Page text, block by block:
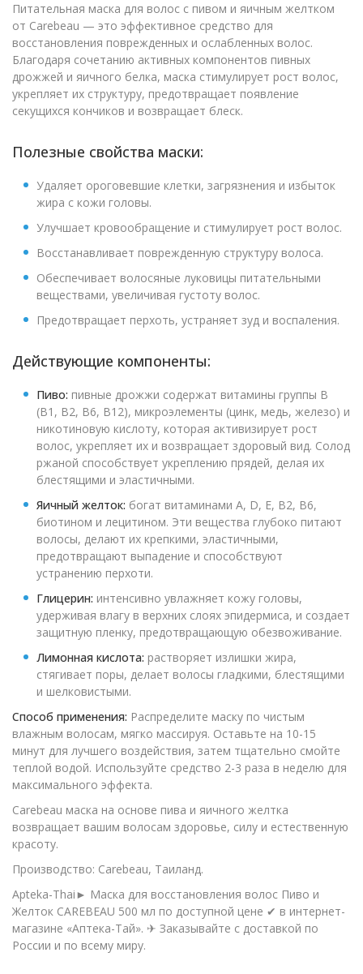
Питательная маска для волос с пивом и яичным желтком
от Carebeau — это эффективное средство для
восстановления поврежденных и ослабленных волос.
Благодаря сочетанию активных компонентов пивных
дрожжей и яичного белка, маска стимулирует рост волос,
укрепляет их структуру, предотвращает появление
секущихся кончиков и возвращает блеск.
Полезные свойства маски:
Удаляет ороговевшие клетки, загрязнения и избыток
жира с кожи головы.
Улучшает кровообращение и стимулирует рост волос.
Восстанавливает поврежденную структуру волоса.
Обеспечивает волосяные луковицы питательными
веществами, увеличивая густоту волос.
Предотвращает перхоть, устраняет зуд и воспаления.
Действующие компоненты:
Пиво: пивные дрожжи содержат витамины группы В
(B1, B2, B6, B12), микроэлементы (цинк, медь, железо) и
никотиновую кислоту, которая активизирует рост
волос, укрепляет их и возвращает здоровый вид. Солод
ржаной способствует укреплению прядей, делая их
блестящими и эластичными.
Яичный желток: богат витаминами A, D, E, B2, B6,
биотином и лецитином. Эти вещества глубоко питают
волосы, делают их крепкими, эластичными,
предотвращают выпадение и способствуют
устранению перхоти.
Глицерин: интенсивно увлажняет кожу головы,
удерживая влагу в верхних слоях эпидермиса, и создает
защитную пленку, предотвращающую обезвоживание.
Лимонная кислота: растворяет излишки жира,
стягивает поры, делает волосы гладкими, блестящими
и шелковистыми.
Способ применения: Распределите маску по чистым
влажным волосам, мягко массируя. Оставьте на 10-15
минут для лучшего воздействия, затем тщательно смойте
теплой водой. Используйте средство 2-3 раза в неделю для
максимального эффекта.
Carebeau маска на основе пива и яичного желтка
возвращает вашим волосам здоровье, силу и естественную
красоту.
Производство: Carebeau, Таиланд.
Apteka-Thai► Маска для восстановления волос Пиво и
Желток CAREBEAU 500 мл по доступной цене ✔ в интернет-
магазине «Аптека-Тай». ✈ Заказывайте с доставкой по
России и по всему миру.